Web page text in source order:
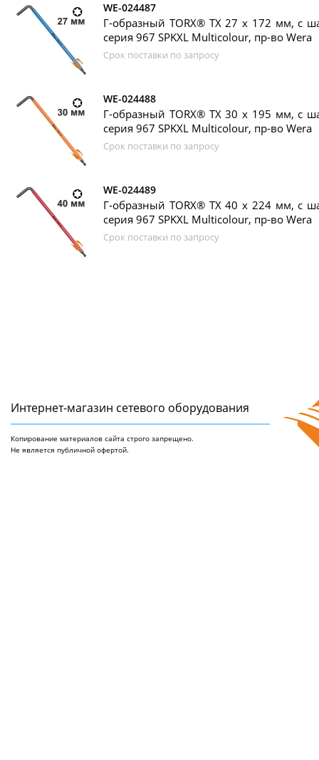
WE-024487
Г-образный TORX® TX 27 х 172 мм, с
серия 967 SPKXL Multicolour, пр-во Wera
Срок поставки по запросу
WE-024488
Г-образный TORX® TX 30 х 195 мм, с
серия 967 SPKXL Multicolour, пр-во Wera
Срок поставки по запросу
WE-024489
Г-образный TORX® TX 40 х 224 мм, с
серия 967 SPKXL Multicolour, пр-во Wera
Срок поставки по запросу
Интернет-магазин сетeвого оборудования
Копирование материалов сайта строго запрещено.
Не является публичной офертой.